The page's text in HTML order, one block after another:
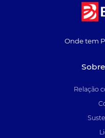
Onde tem
Relação